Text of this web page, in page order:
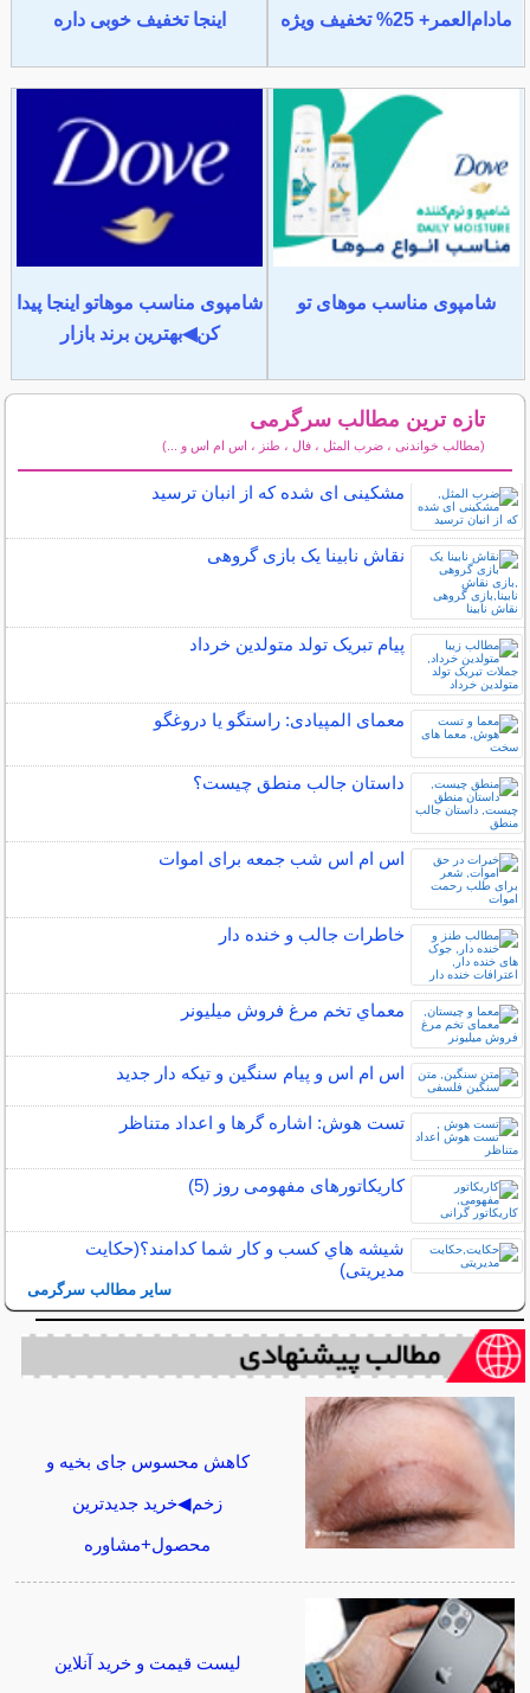
مادام‌العمر+ 25% تخفیف ویژه
اینجا تخفیف خوبی داره
شامپوی مناسب موهای تو
شامپوی مناسب موهاتو اینجا پیدا
کن◀بهترین برند بازار
تازه ترین مطالب سرگرمی
(مطالب خواندنی ، ضرب المثل ، فال ، طنز ، اس ام اس و ...)
مشکینی ای شده که از انبان ترسید
نقاش نابینا یک بازی گروهی
پیام تبریک تولد متولدین خرداد
معمای المپیادی: راستگو یا دروغگو
داستان جالب منطق چیست؟
اس ام اس شب جمعه برای اموات
خاطرات جالب و خنده دار
معماي تخم مرغ فروش ميليونر
اس ام اس و پیام سنگین و تیکه دار جدید
تست هوش: اشاره گرها و اعداد متناظر
کاریکاتورهای مفهومی روز (5)
شيشه هاي كسب و كار شما كدامند؟(حکایت
مدیریتی)
سایر مطالب سرگرمی
کاهش محسوس جای بخیه و
زخم◀خرید جدیدترین
محصول+مشاوره
لیست قیمت و خرید آنلاین